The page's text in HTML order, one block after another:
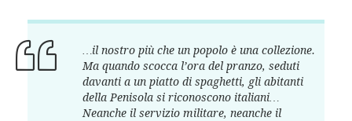
…il nostro più che un popolo è una collezione.
Ma quando scocca l’ora del pranzo, seduti
davanti a un piatto di spaghetti, gli abitanti
della Penisola si riconoscono italiani…
Neanche il servizio militare, neanche il